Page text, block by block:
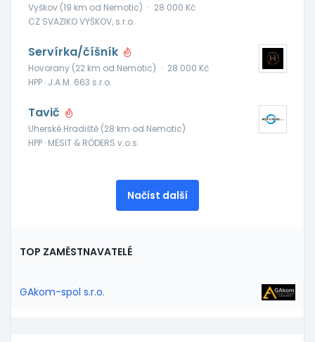
Vyškov (19 km od Nemotic) · 28 000 Kč
CZ SVAZIKO VYŠKOV, s.r.o.
Servírka/číšník
Hovorany (22 km od Nemotic) · 28 000 Kč
HPP · J.A.M. 663 s.r.o.
Tavič
Uherské Hradiště (28 km od Nemotic)
HPP · MESIT & RÖDERS v.o.s.
Načíst další
TOP ZAMĚSTNAVATELÉ
GAkom-spol s.r.o.